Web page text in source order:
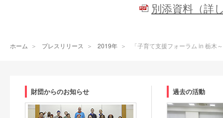
別添資料（詳
ホーム ＞ プレスリリース ＞ 2019年 ＞ 「子育て支援フォーラム in 栃木
財団からのお知らせ 過去の活動